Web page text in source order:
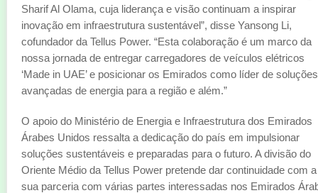
Sharif Al Olama, cuja liderança e visão continuam a inspirar
inovação em infraestrutura sustentável”, disse Yansong Li,
cofundador da Tellus Power. “Esta colaboração é um marco da
nossa jornada de entregar carregadores de veículos elétricos
‘Made in UAE’ e posicionar os Emirados como líder de soluções
avançadas de energia para a região e além.”
O apoio do Ministério de Energia e Infraestrutura dos Emirados
Árabes Unidos ressalta a dedicação do país em impulsionar
soluções sustentáveis e preparadas para o futuro. A divisão do
Oriente Médio da Tellus Power pretende dar continuidade com a
sua parceria com várias partes interessadas nos Emirados